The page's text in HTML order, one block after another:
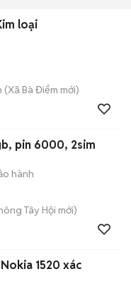
loại
(Xã Bà Điểm mới)
pin 6000, 2sim
hành
Tây Hội mới)
1520 xác